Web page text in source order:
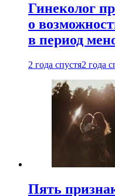
Гинеколог
о
в период
2 года спустя2 года
Пять